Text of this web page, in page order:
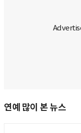
연예 많이 본 뉴스